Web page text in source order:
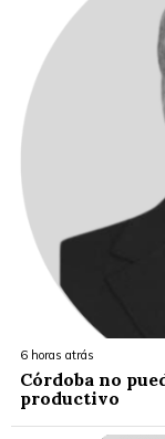
6 horas atrás
Córdoba no
productivo